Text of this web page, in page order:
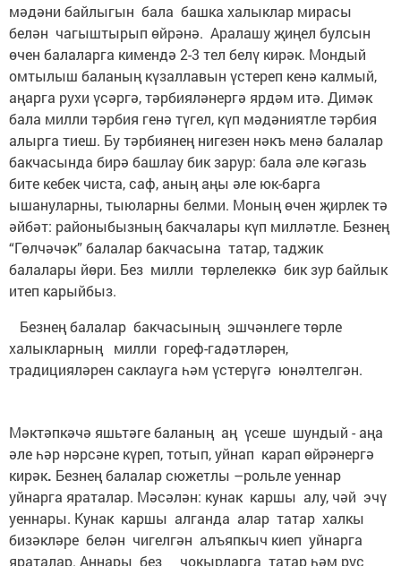
мәдәни байлыгын бала башка халыклар мирасы
белән чагыштырып өйрәнә. Аралашу җиңел булсын
өчен балаларга кимендә 2-3 тел белү кирәк. Мондый
омтылыш баланың күзаллавын үстереп кенә калмый,
аңарга рухи үсәргә, тәрбияләнергә ярдәм итә. Димәк
бала милли тәрбия генә түгел, күп мәдәниятле тәрбия
алырга тиеш. Бу тәрбиянең нигезен нәкъ менә балалар
бакчасында бирә башлау бик зарур: бала әле кәгазь
бите кебек чиста, саф, аның аңы әле юк-барга
ышануларны, тыюларны белми. Моның өчен җирлек тә
әйбәт: районыбызның бакчалары күп милләтле. Безнең
“Гөлчәчәк” балалар бакчасына татар, таджик
балалары йөри. Без милли төрлелеккә бик зур байлык
итеп карыйбыз.
Безнең балалар бакчасының эшчәнлеге төрле
халыкларның милли гореф-гадәтләрен,
традицияләрен саклауга һәм үстерүгә юнәлтелгән.
Мәктәпкәчә яшьтәге баланың аң үсеше шундый - аңа
әле һәр нәрсәне күреп, тотып, уйнап карап өйрәнергә
кирәк. Безнең балалар сюжетлы –рольле уеннар
уйнарга яраталар. Мәсәлән: кунак каршы алу, чәй эчү
уеннары. Кунак каршы алганда алар татар халкы
бизәкләре белән чигелгән алъяпкыч киеп уйнарга
яраталар. Аннары без чокырларга татар һәм рус